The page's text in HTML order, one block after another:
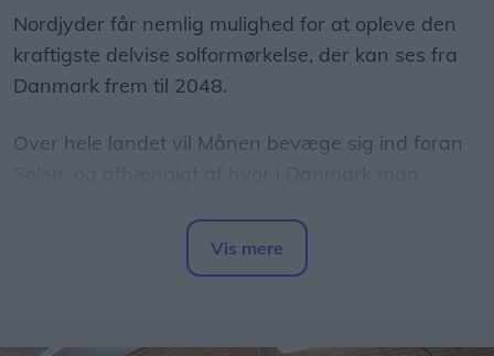
Nordjyder får nemlig mulighed for at opleve den
kraftigste delvise solformørkelse, der kan ses fra
Danmark frem til 2048.
Over hele landet vil Månen bevæge sig ind foran
Formørkelsen topper omkring klokken 20.00, kort
Vis mere